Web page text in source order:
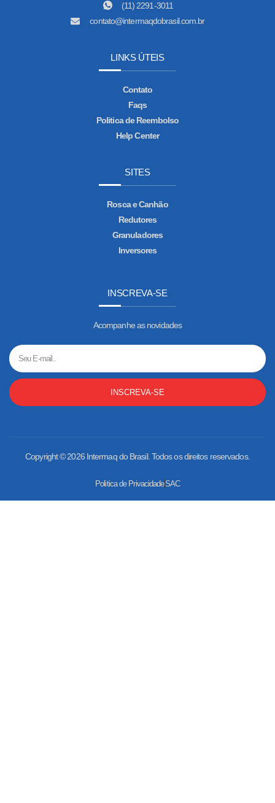
(11) 2291-3011
contato@intermaqdobrasil.com.br
LINKS ÚTEIS
Contato
Faqs
Politica de Reembolso
Help Center
SITES
Rosca e Canhão
Redutores
Granuladores
Inversores
INSCREVA-SE
Acompanhe as novidades
INSCREVA-SE
Copyright © 2026 Intermaq do Brasil. Todos os direitos reservados.
Politica de PrivacidadeSAC